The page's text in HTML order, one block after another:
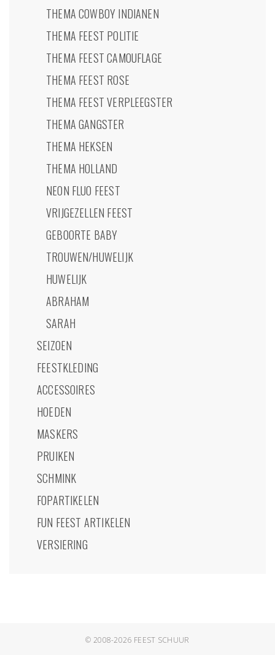
THEMA COWBOY INDIANEN
THEMA FEEST POLITIE
THEMA FEEST CAMOUFLAGE
THEMA FEEST ROSE
THEMA FEEST VERPLEEGSTER
THEMA GANGSTER
THEMA HEKSEN
THEMA HOLLAND
NEON FLUO FEEST
VRIJGEZELLEN FEEST
GEBOORTE BABY
TROUWEN/HUWELIJK
HUWELIJK
ABRAHAM
SARAH
SEIZOEN
FEESTKLEDING
ACCESSOIRES
HOEDEN
MASKERS
PRUIKEN
SCHMINK
FOPARTIKELEN
FUN FEEST ARTIKELEN
VERSIERING
© 2008-2026 FEEST SCHUUR